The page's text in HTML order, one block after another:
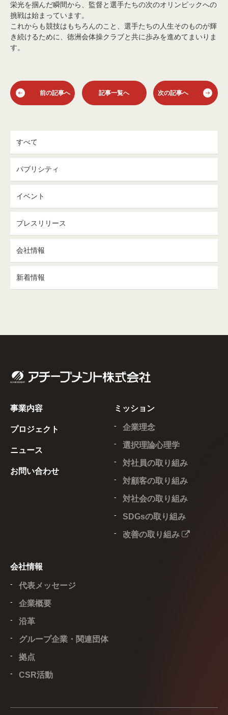
栄光を掴んだ瞬間から、監督と選手たちの次のオリンピックへの
挑戦は始まっています。
これからも競技はもちろんのこと、選手たちの人生そのものが輝
き続けるために、徳洲会体操クラブと共に歩みを進めてまいりま
す。
前の記事へ 記事一覧へ 次の記事へ
すべて
パブリシティ
イベント
プレスリリース
会社情報
新着情報
事業内容
プロジェクト
ニュース
お問い合わせ
ミッション
企業理念
選択理論心理学
対社員の取り組み
対顧客の取り組み
対社会の取り組み
SDGsの取り組み
改善の取り組み
会社情報
代表メッセージ
企業概要
沿革
グループ企業・関連団体
拠点
CSR活動